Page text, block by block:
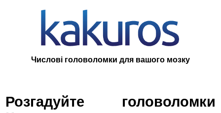
Числові головоломки для вашого мозку
Розгадуйте головоломки